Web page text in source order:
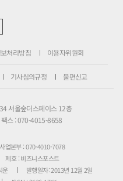
처리방침 이용자위원회
기사심의규정 불편신고
서울숲더스페이스 12층
팩스 : 070-4015-8658
사업본부 : 070-4010-7078
제호 : 비즈니스포스트
운
발행일자: 2013년 12월 2일